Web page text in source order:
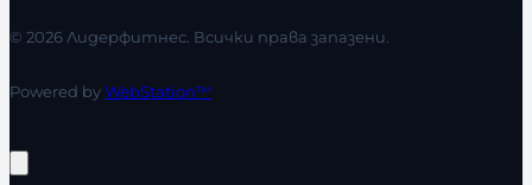
© 2026 Лидерфитнес. Всички права запазени.
Powered byWebStation™